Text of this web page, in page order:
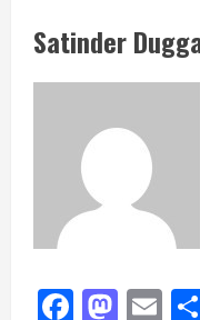
Satinder